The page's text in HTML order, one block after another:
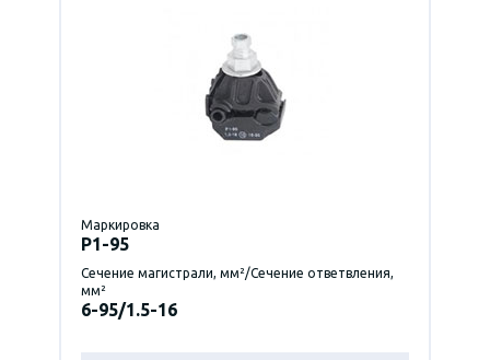
Маркировка
P1-95
Сечение магистрали, мм²/Сечение ответвления,
мм²
6-95/1.5-16